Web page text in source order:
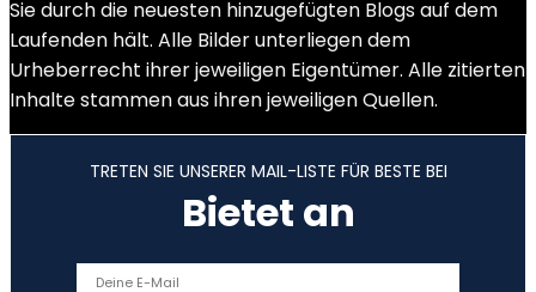
Sie durch die neuesten hinzugefügten Blogs auf dem
Laufenden hält. Alle Bilder unterliegen dem
Urheberrecht ihrer jeweiligen Eigentümer. Alle zitierten
Inhalte stammen aus ihren jeweiligen Quellen.
TRETEN SIE UNSERER MAIL-LISTE FÜR BESTE BEI
Bietet an